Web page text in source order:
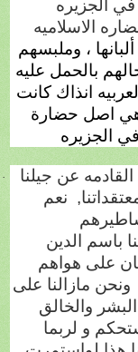
في الجزيره
الاسلاميه
، وملبسهم
بالحمل عليه
انذاك كانت
هي اصل حضارة
الجزيره
·
عن جيلنا
نعم
باسم الدين
على هواهم
ونحن مازالنا على
والخالق
و لربما